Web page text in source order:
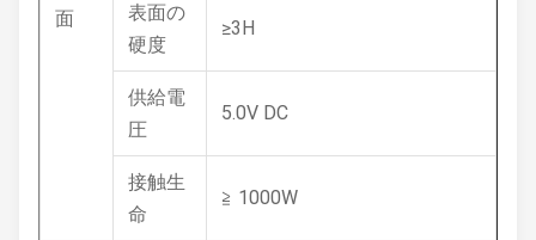
面
表面の
硬度
≥3H
供給電
圧
5.0V DC
接触生
命
≧ 1000W